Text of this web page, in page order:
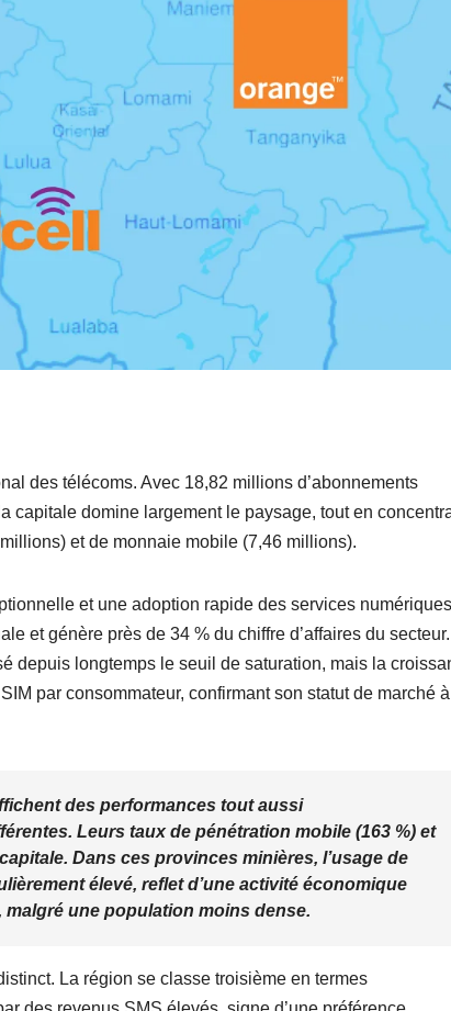
des télécoms. Avec 18,82 millions d’abonnements
capitale domine largement le paysage, tout en
et de monnaie mobile (7,46 millions).
et une adoption rapide des services
et génère près de 34 % du chiffre d’affaires du secteur.
depuis longtemps le seuil de saturation, mais la
par consommateur, confirmant son statut de marché à
des performances tout aussi
Leurs taux de pénétration mobile (163 %) et
Dans ces provinces minières, l’usage de
élevé, reflet d’une activité économique
une population moins dense.
La région se classe troisième en termes
du
Gouvernemen
t
le